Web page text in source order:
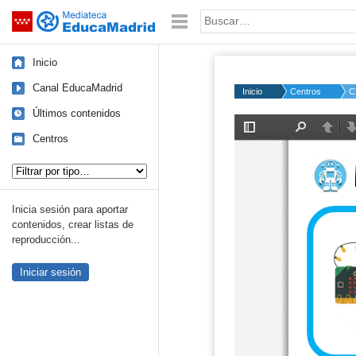
Saltar navegación Palabra o frase:
Inicio
Canal EducaMadrid
Últimos contenidos
Centros
Inicia sesión para aportar
contenidos, crear listas de
reproducción...
Iniciar sesión
Inicio Centros